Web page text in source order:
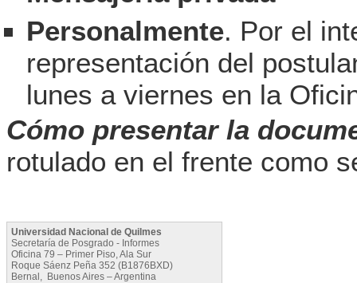
Personalmente. Por el
representación del
lunes a viernes en la
Cómo presentar la
rotulado en el frente como
Universidad Nacional de Quilmes
Secretaría de Posgrado - Informes
Oficina 79 – Primer Piso, Ala Sur
Roque Sáenz Peña 352 (B1876BXD)
Bernal, Buenos Aires – Argentina